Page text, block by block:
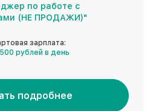
по работе с
(НЕ ПРОДАЖИ)"
зарплата:
рублей в день
подробнее